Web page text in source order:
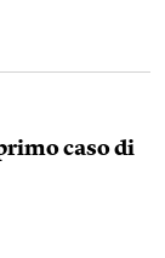
caso di